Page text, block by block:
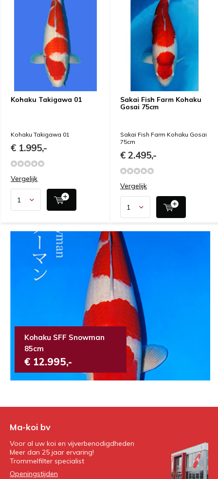
Kohaku Takigawa 01
Kohaku Takigawa 01
€ 1.995,-
Vergelijk
Sakai Fish Farm Kohaku
Gosai 75cm
Sakai Fish Farm Kohaku Gosai
75cm
€ 2.495,-
Vergelijk
Kohaku SFF Snowman
85cm
€ 12.995,-
Ma-koi bv
Voor al uw koi en vijverbenodigdheden
Meer dan 25 jaar ervaring!
Trommelfilter specialist
Openingstijden